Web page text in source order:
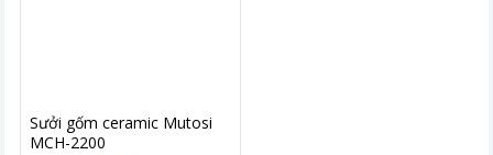
Sưởi gốm ceramic Mutosi
MCH-2200